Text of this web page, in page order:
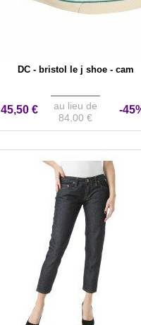
DC - bristol le j shoe - cam
45,50 €
au lieu de
84,00 €
-